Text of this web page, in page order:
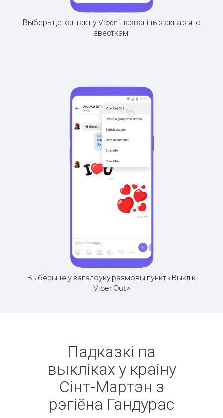
Выберыце кантакт у Viber і пазваніць з акна з яго
звесткамі
Выберыце ў загалоўку размовы пункт «Выклік
Viber Out»
Падказкі па
выкліках у краіну
Сінт-Мартэн з
рэгіёна Гандурас